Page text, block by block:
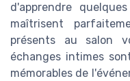
d'apprendre
maîtrisent
présents au salon
échanges intimes
mémorables de